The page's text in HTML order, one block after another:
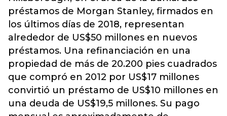
préstamos de Morgan Stanley, firmados en
los últimos días de 2018, representan
alrededor de US$50 millones en nuevos
préstamos. Una refinanciación en una
propiedad de más de 20.200 pies cuadrados
que compró en 2012 por US$17 millones
convirtió un préstamo de US$10 millones en
una deuda de US$19,5 millones. Su pago